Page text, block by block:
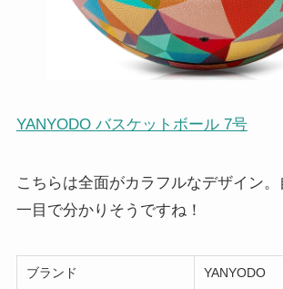
YANYODO バスケットボール 7号
こちらは全面がカラフルなデザイン
一目で分かりそうですね！
ブランド YANYODO